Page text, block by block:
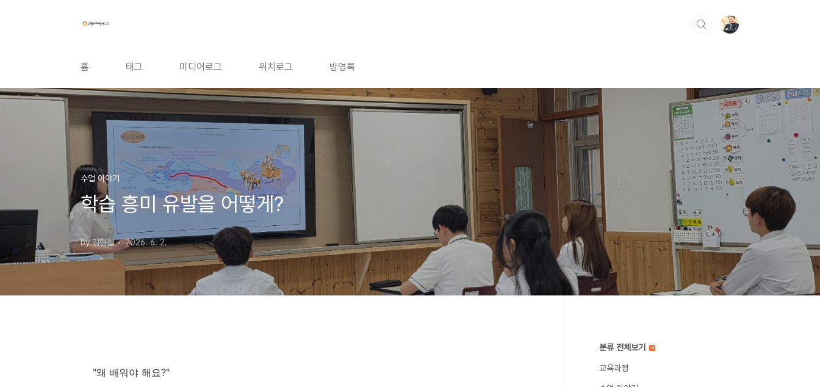
홈 태그 미디어로그 위치로그 방명록
수업 이야기
학습 흥미 유발을 어떻게?
by 김현섭 2026. 6. 2.
"왜 배워야 해요?"
분류 전체보기
교육과정